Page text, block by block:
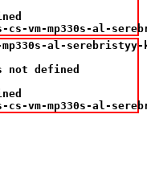
cs-vm-mp330s-al-
al-serebristyy-
not defined
cs-vm-mp330s-al-